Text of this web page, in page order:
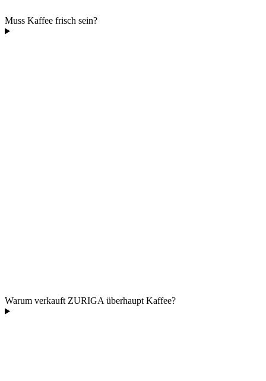
Muss Kaffee frisch sein?
Warum verkauft ZURIGA überhaupt Kaffee?